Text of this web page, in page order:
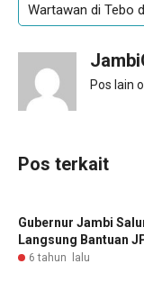
Wartawan di Tebo
Pos lain
Pos terkait
Gubernur Jambi
Langsung Bantuan
6 tahun lalu